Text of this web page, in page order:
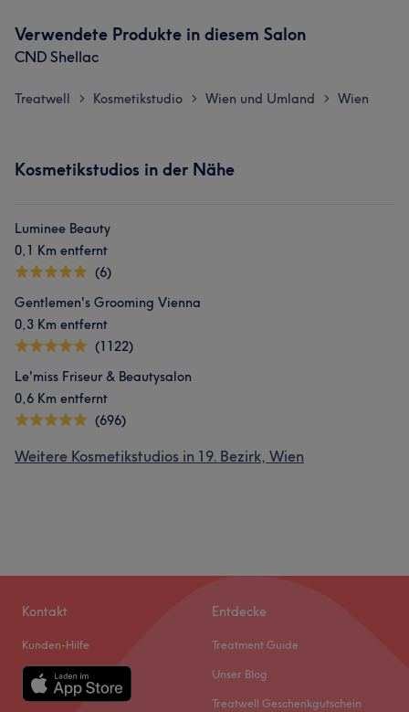
Verwendete Produkte in diesem Salon
CND Shellac
Treatwell > Kosmetikstudio > Wien und Umland > Wien
Kosmetikstudios in der Nähe
Luminee Beauty
0,1 Km entfernt
(6)
Gentlemen's Grooming Vienna
0,3 Km entfernt
(1122)
Le'miss Friseur & Beautysalon
0,6 Km entfernt
(696)
Weitere Kosmetikstudios in 19. Bezirk, Wien
Kontakt
Kunden-Hilfe
Entdecke
Treatment Guide
Unser Blog
Treatwell Geschenkgutschein